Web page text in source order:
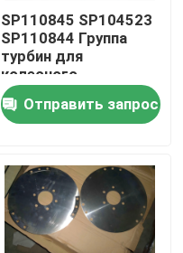
SP110845 SP104523
SP110844 Группа
турбин для
колесного
погрузчика LIUGONG
CLG835、CLG836、
ZL50CN ZL30E
Отправить запрос